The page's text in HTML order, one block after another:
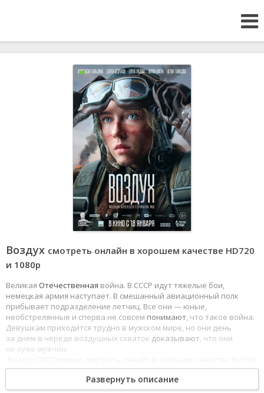
Воздух смотреть онлайн в хорошем качестве HD720
и 1080p
Великая Отечественная война. В СССР идут тяжелые бои,
немецкая армия наступает. В смешанный авиационный полк
прибывает подразделение летчиц. Все они — юные,
необстрелянные и сперва не совсем понимают, что такое война.
Девушкам приходится трудно в мужском мире, но они день
за днем в череде воздушных схваток доказывают, что они
не хуже мужчин.
1080 и 4к, хороший звук полностью на русском языке.
Развернуть описание